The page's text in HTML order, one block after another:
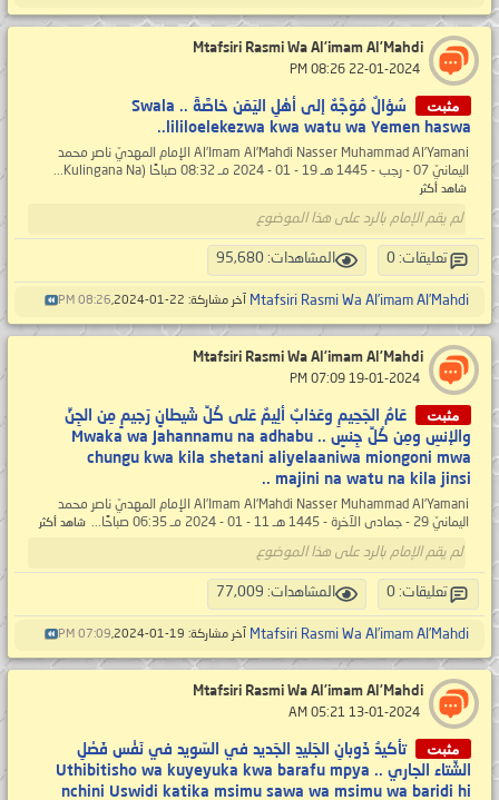
Mtafsiri Rasmi Wa Al’imam Al’Mahdi
مثبت
سُؤالٌ مُوَجَّهٌ إلى أهْلِ اليَمَن خاصَّةً .. Swala
lililoelekezwa kwa watu wa Yemen haswa..
Al’Imam Al’Mahdi Nasser Muhammad Al’Yamani الإمام المهديّ ناصر محمد
اليمانيّ 07 - رجب - 1445 هـ 19 - 01 - 2024 مـ 08:32 صباحًا (Kulingana Na...
شاهد أكثر
لم يقم الإمام بالرد على هذا الموضوع
تعليقات: 0 المشاهدات: 95,680
Mtafsiri Rasmi Wa Al’imam Al’Mahdi آخر مشاركة: 22-01-2024, 08:26 PM
Mtafsiri Rasmi Wa Al’imam Al’Mahdi
مثبت
عَامُ الجَحِيمِ وعَذابٌ ألِيمٌ عَلى كُلِّ شَيطانٍ رَجيمٍ مِن الجِنِّ
والإنسِ ومِن كُلِّ جِنسٍ .. Mwaka wa Jahannamu na adhabu
chungu kwa kila shetani aliyelaaniwa miongoni mwa
majini na watu na kila jinsi ..
Al’Imam Al’Mahdi Nasser Muhammad Al’Yamani الإمام المهديّ ناصر محمد
اليمانيّ 29 - جمادى الآخرة - 1445 هـ 11 - 01 - 2024 مـ 06:35 صباحًا...
شاهد أكثر
لم يقم الإمام بالرد على هذا الموضوع
تعليقات: 0 المشاهدات: 77,009
Mtafsiri Rasmi Wa Al’imam Al’Mahdi آخر مشاركة: 19-01-2024, 07:09 PM
Mtafsiri Rasmi Wa Al’imam Al’Mahdi
مثبت
تأكيدُ ذَوبانِ الجَليدِ الجَديد في السّويد في نَفْس فَصْلِ
الشِّتاء الجاري .. Uthibitisho wa kuyeyuka kwa barafu mpya
nchini Uswidi katika msimu sawa wa msimu wa baridi hi